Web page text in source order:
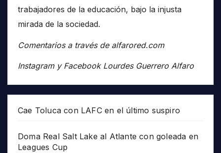
trabajadores de la educación, bajo la injusta
mirada de la sociedad.
Comentarios a través de alfarored.com
Instagram y Facebook Lourdes Guerrero Alfaro
Cae Toluca con LAFC en el último suspiro
Doma Real Salt Lake al Atlante con goleada en
Leagues Cup